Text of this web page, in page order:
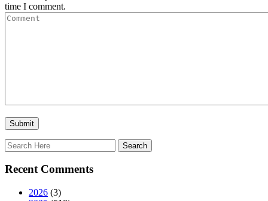
time I comment.
Recent Comments
2026 (3)